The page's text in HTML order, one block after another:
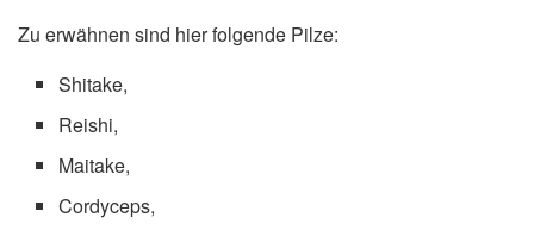
Zu erwähnen sind hier folgende Pilze:
Shitake,
Reishi,
Maitake,
Cordyceps,